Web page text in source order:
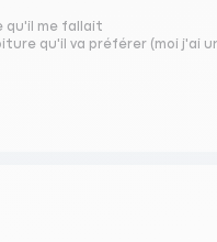
qu'il me fallait
qu'il va préférer (moi j'ai